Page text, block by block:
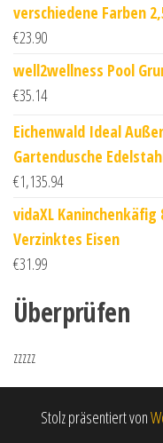
verschiedene Farben
€23.90
well2wellness Pool
€35.14
Eichenwald Ideal
Gartendusche
€1,135.94
vidaXL Kaninchenkäfig
Verzinktes Eisen
€31.99
Überprüfen
zzzzz
Stolz präsentiert von